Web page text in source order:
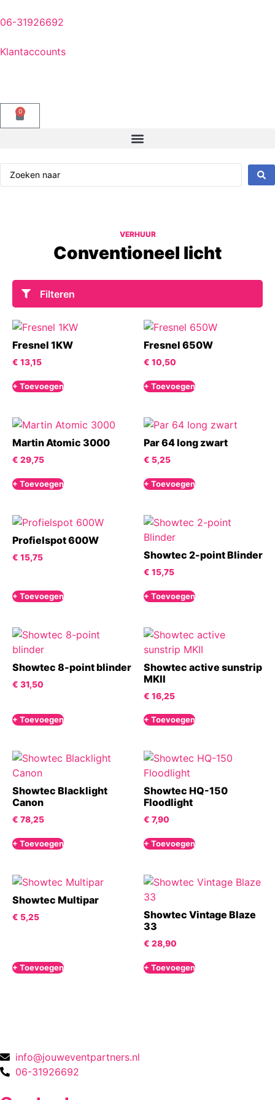
06-31926692
Klantaccounts
0
VERHUUR
Conventioneel licht
Filteren
Fresnel 1KW
€ 13,15
+ Toevoegen
Fresnel 650W
€ 10,50
+ Toevoegen
Martin Atomic 3000
€ 29,75
+ Toevoegen
Par 64 long zwart
€ 5,25
+ Toevoegen
Profielspot 600W
€ 15,75
+ Toevoegen
Showtec 2-point Blinder
€ 15,75
+ Toevoegen
Showtec 8-point blinder
€ 31,50
+ Toevoegen
Showtec active sunstrip
MKII
€ 16,25
+ Toevoegen
Showtec Blacklight
Canon
€ 78,25
+ Toevoegen
Showtec HQ-150
Floodlight
€ 7,90
+ Toevoegen
Showtec Multipar
€ 5,25
+ Toevoegen
Showtec Vintage Blaze
33
€ 28,90
+ Toevoegen
info@jouweventpartners.nl
06-31926692